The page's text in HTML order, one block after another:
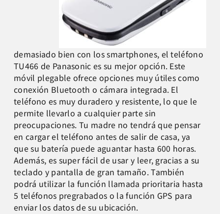
demasiado bien con los smartphones, el teléfono
TU466 de Panasonic es su mejor opción. Este
móvil plegable ofrece opciones muy útiles como
conexión Bluetooth o cámara integrada. El
teléfono es muy duradero y resistente, lo que le
permite llevarlo a cualquier parte sin
preocupaciones. Tu madre no tendrá que pensar
en cargar el teléfono antes de salir de casa, ya
que su batería puede aguantar hasta 600 horas.
Además, es super fácil de usar y leer, gracias a su
teclado y pantalla de gran tamaño. También
podrá utilizar la función llamada prioritaria hasta
5 teléfonos pregrabados o la función GPS para
enviar los datos de su ubicación.